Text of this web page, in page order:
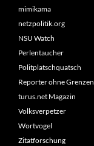
mimikama
netzpolitik.org
NSU Watch
Perlentaucher
Politplatschquatsch
Reporter ohne Grenzen
turus.net Magazin
Volksverpetzer
Wortvogel
Zitatforschung